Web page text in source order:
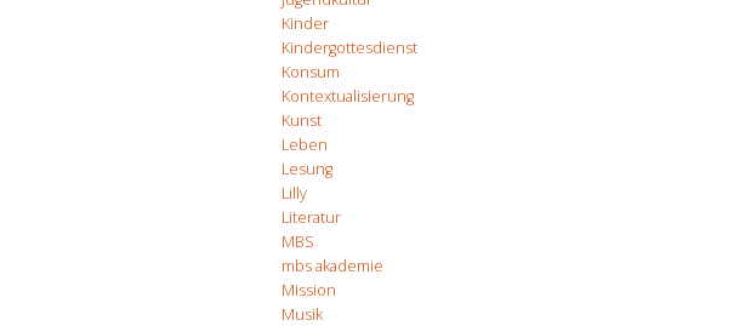
Kinder
Kindergottesdienst
Konsum
Kontextualisierung
Kunst
Leben
Lesung
Lilly
Literatur
MBS
mbs akademie
Mission
Musik